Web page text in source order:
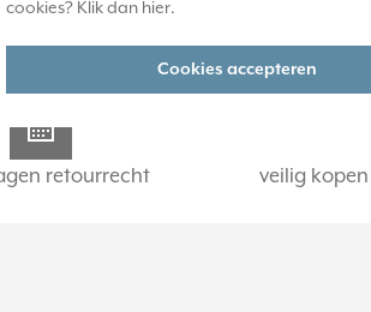
cookies? Klik dan hier.
Cookies accepteren
retourrecht veilig